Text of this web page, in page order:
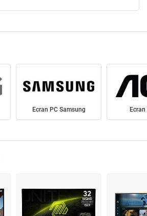
Ecran PC Samsung Ecran